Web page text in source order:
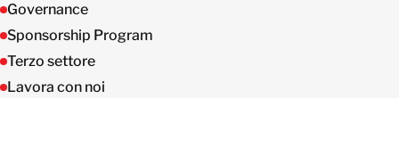
Governance
Sponsorship Program
Terzo settore
Lavora con noi